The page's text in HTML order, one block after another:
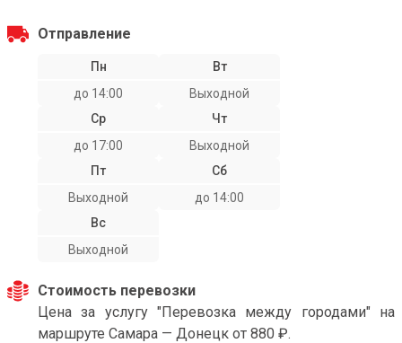
Отправление
Пн
до 14:00
Вт
Выходной
Ср
до 17:00
Чт
Выходной
Пт
Выходной
Сб
до 14:00
Вс
Выходной
Стоимость перевозки
Цена за услугу "Перевозка между городами" на
маршруте Самара — Донецк от 880 ₽.